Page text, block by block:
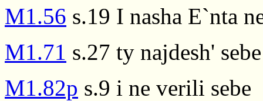
M1.56 s.19 I nasha E`nta
M1.71 s.27 ty najdesh'
M1.82p s.9 i ne verili sebe